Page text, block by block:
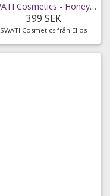
SWATI Cosmetics - Honey kosmetiska 1-månadslinser
399 SEK
SWATI Cosmetics från Ellos